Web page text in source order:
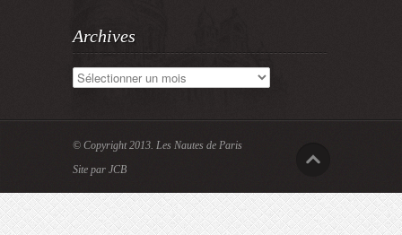
Archives
Archives
© Copyright 2013. Les Nautes de Paris
Site par JCB